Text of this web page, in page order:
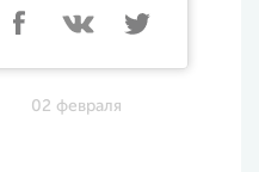
02 февраля